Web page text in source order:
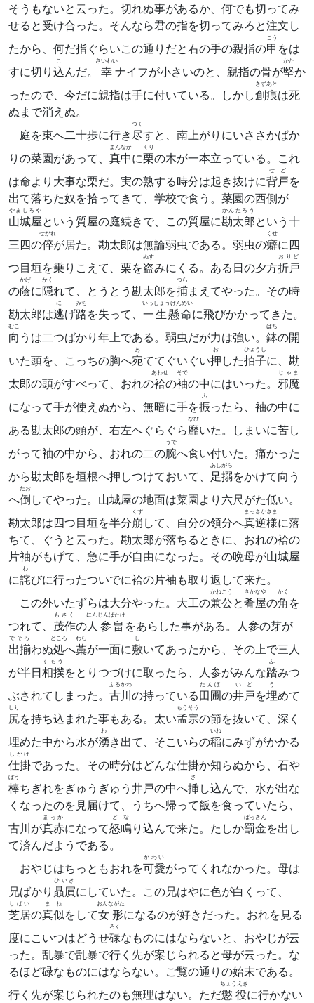
そうもないと云った。切れぬ事があるか、何でも切ってみ
せると受け合った。そんなら君の指を切ってみろと注文し
たから、何だ指ぐらいこの通りだと右の手の親指の甲
こう
をは
すに切り込
こ
んだ。 幸
さいわい
ナイフが小さいのと、親指の骨が堅
かた
か
ったので、今だに親指は手に付いている。しかし創痕
きずあと
は死
ぬまで消えぬ。
庭を東へ二十歩に行き尽
つく
すと、南上がりにいささかばか
りの菜園があって、 真中
まんなか
に栗
くり
の木が一本立っている。これ
は命より大事な栗だ。実の熟する時分は起き抜けに背戸
せど
を
出て落ちた奴を拾ってきて、学校で食う。菜園の西側が
山城屋
やましろや
という質屋の庭続きで、この質屋に勘太郎
かんたろう
という十
三四の倅
せがれ
が居た。勘太郎は無論弱虫である。弱虫の癖
くせ
に四
つ目垣を乗りこえて、栗を盗
ぬす
みにくる。ある日の夕方折戸
おりど
の蔭
かげ
に隠
かく
れて、とうとう勘太郎を捕
つら
まえてやった。その時
勘太郎は逃
に
げ路
みち
を失って、 一生懸命
いっしょうけんめい
に飛びかかってきた。
向
むこ
うは二つばかり年上である。弱虫だが力は強い。 鉢
はち
の開
いた頭を、こっちの胸へ宛
あ
ててぐいぐい押
お
した拍子
ひょうし
に、勘
太郎の頭がすべって、おれの袷
あわせ
の袖
そで
の中にはいった。 邪魔
じゃま
になって手が使えぬから、無暗に手を振
ふ
ったら、袖の中に
ある勘太郎の頭が、右左へぐらぐら靡
なび
いた。しまいに苦し
がって袖の中から、おれの二の腕
うで
へ食い付いた。痛かった
から勘太郎を垣根へ押しつけておいて、 足搦
あしがら
をかけて向う
へ倒
たお
してやった。山城屋の地面は菜園より六尺がた低い。
勘太郎は四つ目垣を半分崩
くず
して、自分の領分へ真逆様
まっさかさま
に落
ちて、ぐうと云った。勘太郎が落ちるときに、おれの袷の
片袖がもげて、急に手が自由になった。その晩母が山城屋
に詫
わ
びに行ったついでに袷の片袖も取り返して来た。
この外いたずらは大分やった。大工の兼公
かねこう
と肴屋
さかなや
の角
かく
を
つれて、 茂作
もさく
の人参畠
にんじんばたけ
をあらした事がある。人参の芽が
出揃
でそろ
わぬ処
ところ
へ藁
わら
が一面に敷
し
いてあったから、その上で三人
が半日相撲
すもう
をとりつづけに取ったら、人参がみんな踏
ふ
みつ
ぶされてしまった。 古川
ふるかわ
の持っている田圃
たんぼ
の井戸
いど
を埋
う
めて
尻
しり
を持ち込まれた事もある。太い孟宗
もうそう
の節を抜いて、深く
埋めた中から水が湧
わ
き出て、そこいらの稲
いね
にみずがかかる
仕掛
しかけ
であった。その時分はどんな仕掛か知らぬから、石や
棒
ぼう
ちぎれをぎゅうぎゅう井戸の中へ挿
さ
し込んで、水が出な
くなったのを見届けて、うちへ帰って飯を食っていたら、
古川が真赤
まっか
になって怒鳴
どな
り込んで来た。たしか罰金
ばっきん
を出し
て済んだようである。
おやじはちっともおれを可愛
かわい
がってくれなかった。母は
兄ばかり 贔屓
ひいき
にしていた。この兄はやに色が白くって、
芝居
しばい
の真似
まね
をして女形
おんながた
になるのが好きだった。おれを見る
度にこいつはどうせ碌
ろく
なものにはならないと、おやじが云
った。乱暴で乱暴で行く先が案じられると母が云った。な
るほど碌なものにはならない。ご覧の通りの始末である。
行く先が案じられたのも無理はない。ただ懲役
ちょうえき
に行かない